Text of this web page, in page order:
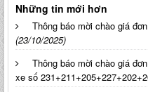
Những tin mới hơn
Thông báo mời chào giá
(23/10/2025)
Thông báo mời chào giá
xe số